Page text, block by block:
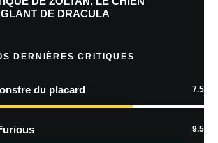
nouveaux articles par e-mail.
En savoir
DE DRACULA
DERNIÈRES CRITIQUES
du placard 7.5
9.5